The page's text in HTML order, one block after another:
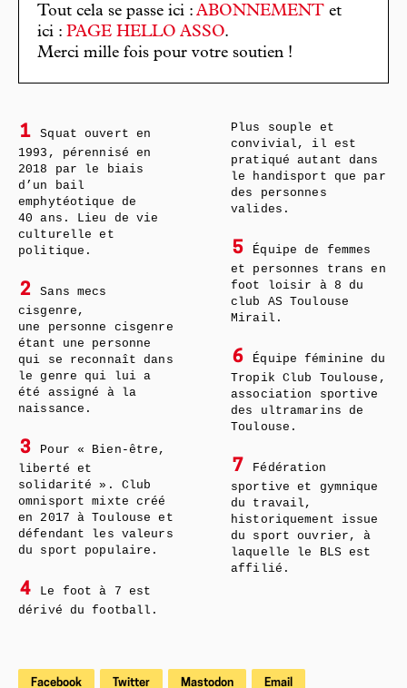
Tout cela se passe ici : ABONNEMENT et
ici : PAGE HELLO ASSO.
Merci mille fois pour votre soutien !
1
Squat ouvert en
1993, pérennisé en
2018 par le biais
d’un bail
emphytéotique de
40 ans. Lieu de vie
culturelle et
politique.
2
Sans mecs
cisgenre,
une personne cisgenre
étant une personne
qui se reconnaît dans
le genre qui lui a
été assigné à la
naissance.
3
Pour « Bien-être,
liberté et
solidarité ». Club
omnisport mixte créé
en 2017 à Toulouse et
défendant les valeurs
du sport populaire.
4
Le foot à 7 est
dérivé du football.
Plus souple et
convivial, il est
pratiqué autant dans
le handisport que par
des personnes
valides.
5
Équipe de femmes
et personnes trans en
foot loisir à 8 du
club AS Toulouse
Mirail.
6
Équipe féminine du
Tropik Club Toulouse,
association sportive
des ultramarins de
Toulouse.
7
Fédération
sportive et gymnique
du travail,
historiquement issue
du sport ouvrier, à
laquelle le BLS est
affilié.
Facebook Twitter Mastodon Email